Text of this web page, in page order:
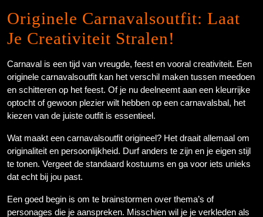
Originele Carnavalsoutfit: Laat
Je Creativiteit Stralen!
Carnaval is een tijd van vreugde, feest en vooral creativiteit. Een
originele carnavalsoutfit kan het verschil maken tussen meedoen
en schitteren op het feest. Of je nu deelneemt aan een kleurrijke
optocht of gewoon plezier wilt hebben op een carnavalsbal, het
kiezen van de juiste outfit is essentieel.
Wat maakt een carnavalsoutfit origineel? Het draait allemaal om
originaliteit en persoonlijkheid. Durf anders te zijn en je eigen stijl
te tonen. Vergeet de standaard kostuums en ga voor iets unieks
dat echt bij jou past.
Een goed begin is om te brainstormen over thema’s of
personages die je aanspreken. Misschien wil je je verkleden als